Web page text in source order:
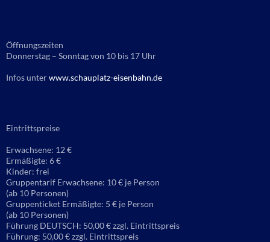
Öffnungszeiten
Donnerstag – Sonntag von 10 bis 17 Uhr
Infos unterwww.schauplatz-eisenbahn.de
Eintrittspreise
Erwachsene: 12 €
Ermäßigte: 6 €
Kinder: frei
Gruppentarif Erwachsene: 10 € je Person
(ab 10 Personen)
Gruppenticket Ermäßigte: 5 € je Person
(ab 10 Personen)
Führung DEUTSCH: 50,00 € zzgl. Eintrittspreis
Führung: 50,00 € zzgl. Eintrittspreis